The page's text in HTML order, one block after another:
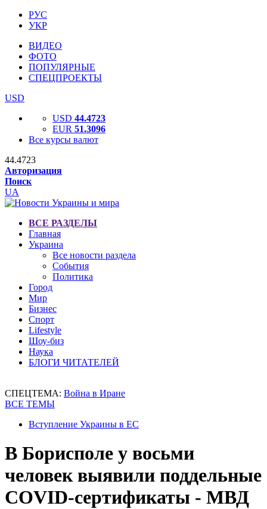
РУС
УКР
ВИДЕО
ФОТО
ПОПУЛЯРНЫЕ
СПЕЦПРОЕКТЫ
USD
USD 44.4723
EUR 51.3096
Все курсы валют
44.4723
Авторизация
Поиск
UA
ВСЕ РАЗДЕЛЫ
Главная
Украина
Все новости раздела
События
Политика
Город
Мир
Бизнес
Спорт
Lifestyle
Шоу-биз
Наука
БЛОГИ ЧИТАТЕЛЕЙ
СПЕЦТЕМА: Война в Иране
ВСЕ ТЕМЫ
Вступление Украины в ЕС
В Борисполе у восьми
человек выявили поддельные
COVID-сертификаты - МВД